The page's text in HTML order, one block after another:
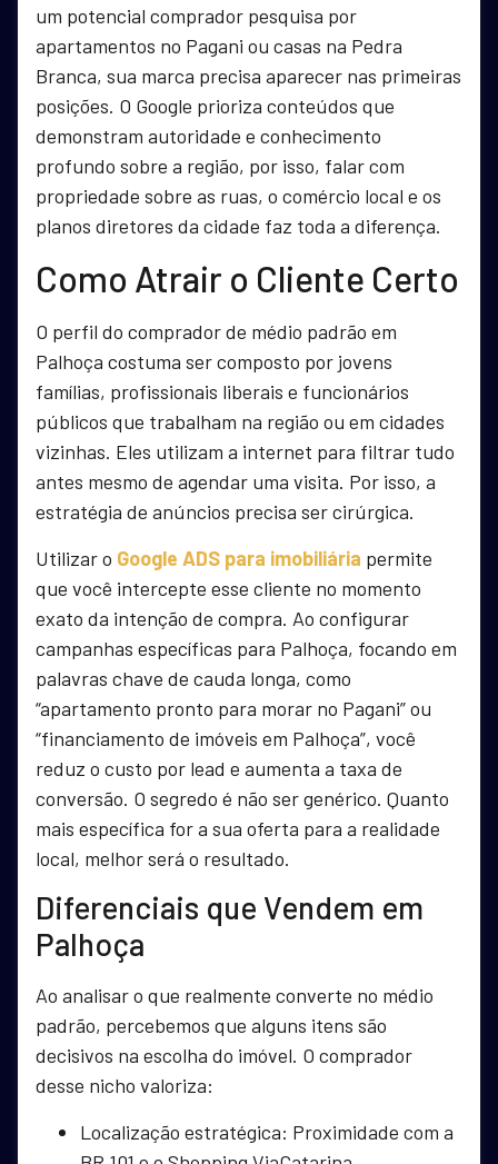
um potencial comprador pesquisa por
apartamentos no Pagani ou casas na Pedra
Branca, sua marca precisa aparecer nas primeiras
posições. O Google prioriza conteúdos que
demonstram autoridade e conhecimento
profundo sobre a região, por isso, falar com
propriedade sobre as ruas, o comércio local e os
planos diretores da cidade faz toda a diferença.
Como Atrair o Cliente Certo
O perfil do comprador de médio padrão em
Palhoça costuma ser composto por jovens
famílias, profissionais liberais e funcionários
públicos que trabalham na região ou em cidades
vizinhas. Eles utilizam a internet para filtrar tudo
antes mesmo de agendar uma visita. Por isso, a
estratégia de anúncios precisa ser cirúrgica.
Utilizar o Google ADS para imobiliária permite
que você intercepte esse cliente no momento
exato da intenção de compra. Ao configurar
campanhas específicas para Palhoça, focando em
palavras chave de cauda longa, como
“apartamento pronto para morar no Pagani” ou
“financiamento de imóveis em Palhoça”, você
reduz o custo por lead e aumenta a taxa de
conversão. O segredo é não ser genérico. Quanto
mais específica for a sua oferta para a realidade
local, melhor será o resultado.
Diferenciais que Vendem em
Palhoça
Ao analisar o que realmente converte no médio
padrão, percebemos que alguns itens são
decisivos na escolha do imóvel. O comprador
desse nicho valoriza:
Localização estratégica: Proximidade com a